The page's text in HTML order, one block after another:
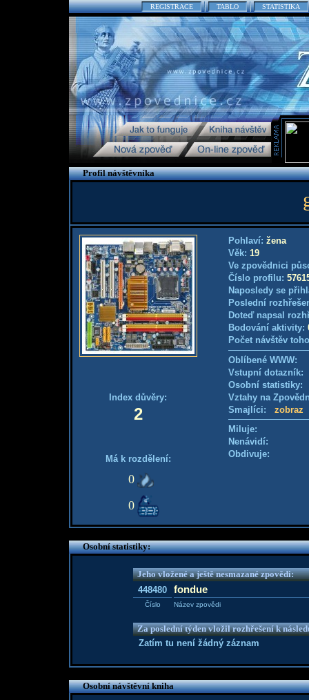
REGISTRACE TABLO STATISTIKA
Profil návštěvníka
Index důvěry:
2
Má k rozdělení:
0
0
Pohlaví: žena
Věk: 19
Ve zpovědnici
Číslo profilu:
Naposledy se
Poslední
Doteď napsal
Bodování aktivity:
Počet návštěv
Oblíbené WWW:
Vstupní
Osobní
Vztahy na
Smajlíci: zobraz
Miluje:
Nenávidí:
Obdivuje:
Osobní statistiky:
Jeho vložené a ještě nesmazané zpovědi:
448480
fondue
Číslo Název zpovědi
Za poslední týden vložil rozhřešení k
Zatím tu není žádný záznam
Osobní návštěvní kniha